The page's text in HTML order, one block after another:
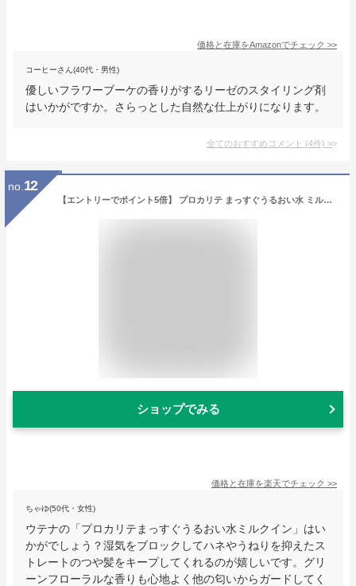
価格と在庫をAmazonでチェック >>
コーヒーさん(40代・男性)
優しいフラワーブーケの香りがするリーゼのスタイリング剤
はいかがですか。さらっとした自然な仕上がりになります。
全てのおすすめコメント (4件) >
no. 12
【エントリーでポイント5倍】 プロカリテ まっすぐうるおい水 ミルクイン 270mL
ショップでみる
価格と在庫を楽天でチェック >>
ちゃゆ(50代・女性)
ウテナの「プロカリテまっすぐうるおい水ミルクイン」はい
かがでしょう？湿気をブロックしてハネやうねりを抑えたス
トレートのつや髪をキープしてくれるのが嬉しいです。グリ
ーンフローラルな香りも心地よく他の匂いからガードしてく